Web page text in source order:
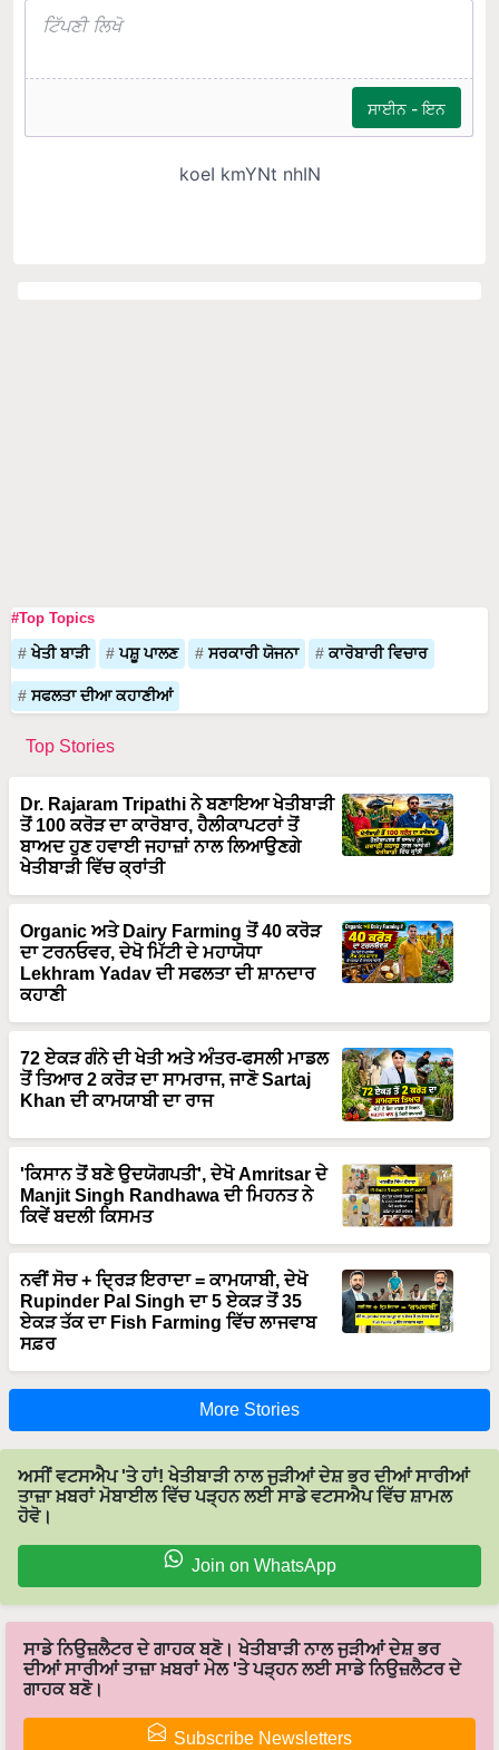
#Top Topics
ਖੇਤੀ ਬਾੜੀ ਪਸ਼ੂ ਪਾਲਣ ਸਰਕਾਰੀ ਯੋਜਨਾ ਕਾਰੋਬਾਰੀ ਵਿਚਾਰ
ਸਫਲਤਾ ਦੀਆ ਕਹਾਣੀਆਂ
Top Stories
Dr. Rajaram Tripathi ਨੇ ਬਣਾਇਆ ਖੇਤੀਬਾੜੀ
ਤੋਂ 100 ਕਰੋੜ ਦਾ ਕਾਰੋਬਾਰ, ਹੈਲੀਕਾਪਟਰਾਂ ਤੋਂ
ਬਾਅਦ ਹੁਣ ਹਵਾਈ ਜਹਾਜ਼ਾਂ ਨਾਲ ਲਿਆਉਣਗੇ
ਖੇਤੀਬਾੜੀ ਵਿੱਚ ਕ੍ਰਾਂਤੀ
Organic ਅਤੇ Dairy Farming ਤੋਂ 40 ਕਰੋੜ
ਦਾ ਟਰਨਓਵਰ, ਦੇਖੋ ਮਿੱਟੀ ਦੇ ਮਹਾਯੋਧਾ
Lekhram Yadav ਦੀ ਸਫਲਤਾ ਦੀ ਸ਼ਾਨਦਾਰ
ਕਹਾਣੀ
72 ਏਕੜ ਗੰਨੇ ਦੀ ਖੇਤੀ ਅਤੇ ਅੰਤਰ-ਫਸਲੀ ਮਾਡਲ
ਤੋਂ ਤਿਆਰ 2 ਕਰੋੜ ਦਾ ਸਾਮਰਾਜ, ਜਾਣੋ Sartaj
Khan ਦੀ ਕਾਮਯਾਬੀ ਦਾ ਰਾਜ
'ਕਿਸਾਨ ਤੋਂ ਬਣੇ ਉਦਯੋਗਪਤੀ', ਦੇਖੋ Amritsar ਦੇ
Manjit Singh Randhawa ਦੀ ਮਿਹਨਤ ਨੇ
ਕਿਵੇਂ ਬਦਲੀ ਕਿਸਮਤ
ਨਵੀਂ ਸੋਚ + ਦ੍ਰਿੜ ਇਰਾਦਾ = ਕਾਮਯਾਬੀ, ਦੇਖੋ
Rupinder Pal Singh ਦਾ 5 ਏਕੜ ਤੋਂ 35
ਏਕੜ ਤੱਕ ਦਾ Fish Farming ਵਿੱਚ ਲਾਜਵਾਬ
ਸਫ਼ਰ
More Stories
ਅਸੀਂ ਵਟਸਐਪ 'ਤੇ ਹਾਂ! ਖੇਤੀਬਾੜੀ ਨਾਲ ਜੁੜੀਆਂ ਦੇਸ਼ ਭਰ ਦੀਆਂ ਸਾਰੀਆਂ
ਤਾਜ਼ਾ ਖ਼ਬਰਾਂ ਮੋਬਾਈਲ ਵਿੱਚ ਪੜ੍ਹਨ ਲਈ ਸਾਡੇ ਵਟਸਐਪ ਵਿੱਚ ਸ਼ਾਮਲ
ਹੋਵੋ।
Join on WhatsApp
ਸਾਡੇ ਨਿਉਜ਼ਲੈਟਰ ਦੇ ਗਾਹਕ ਬਣੋ। ਖੇਤੀਬਾੜੀ ਨਾਲ ਜੁੜੀਆਂ ਦੇਸ਼ ਭਰ
ਦੀਆਂ ਸਾਰੀਆਂ ਤਾਜ਼ਾ ਖ਼ਬਰਾਂ ਮੇਲ 'ਤੇ ਪੜ੍ਹਨ ਲਈ ਸਾਡੇ ਨਿਉਜ਼ਲੈਟਰ ਦੇ
ਗਾਹਕ ਬਣੋ।
Subscribe Newsletters